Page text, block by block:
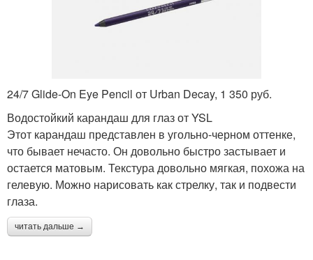
24/7 Glide-On Eye Pencil от Urban Decay, 1 350 руб.
Водостойкий карандаш для глаз от YSL
Этот карандаш представлен в угольно-черном оттенке,
что бывает нечасто. Он довольно быстро застывает и
остается матовым. Текстура довольно мягкая, похожа на
гелевую. Можно нарисовать как стрелку, так и подвести
глаза.
читать дальше →